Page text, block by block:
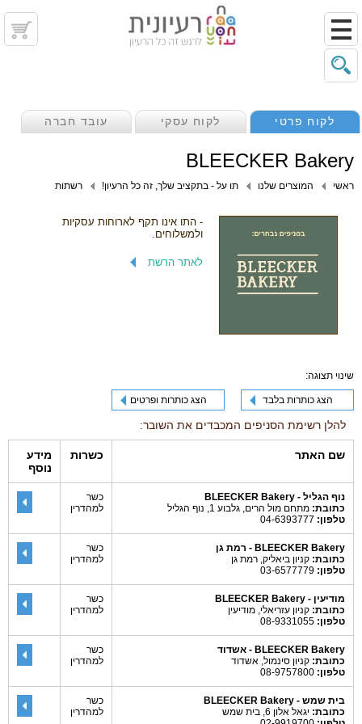
לקוח פרטי לקוח עסקי עובד חברה
BLEECKER Bakery
ראשי המוצרים שלנו תו על - בתקציב שלך, זה כל הרעיון! רשתות
- התו אינו תקף לארוחות עסקיות
ולמשלוחים.
לאתר הרשת
שינוי תצוגה:
הצג כותרות בלבד הצג כותרות ופרטים
להלן רשימת הסניפים המכבדים את השובר:
שם האתר כשרות
מידע
נוסף
נוף הגליל - BLEECKER Bakery
כתובת: מתחם מול הרים, גלבוע 1, נוף הגליל
טלפון:
כשר
למהדרין
BLEECKER Bakery - רמת גן
כתובת: קניון ביאליק, רמת גן
טלפון:
כשר
למהדרין
מודיעין - BLEECKER Bakery
כתובת: קניון עזריאלי, מודיעין
טלפון:
כשר
למהדרין
BLEECKER Bakery - אשדוד
כתובת: קניון סינמול, אשדוד
טלפון:
כשר
למהדרין
בית שמש - BLEECKER Bakery
כתובת: יגאל אלון 6, בית שמש
כשר
למהדרין